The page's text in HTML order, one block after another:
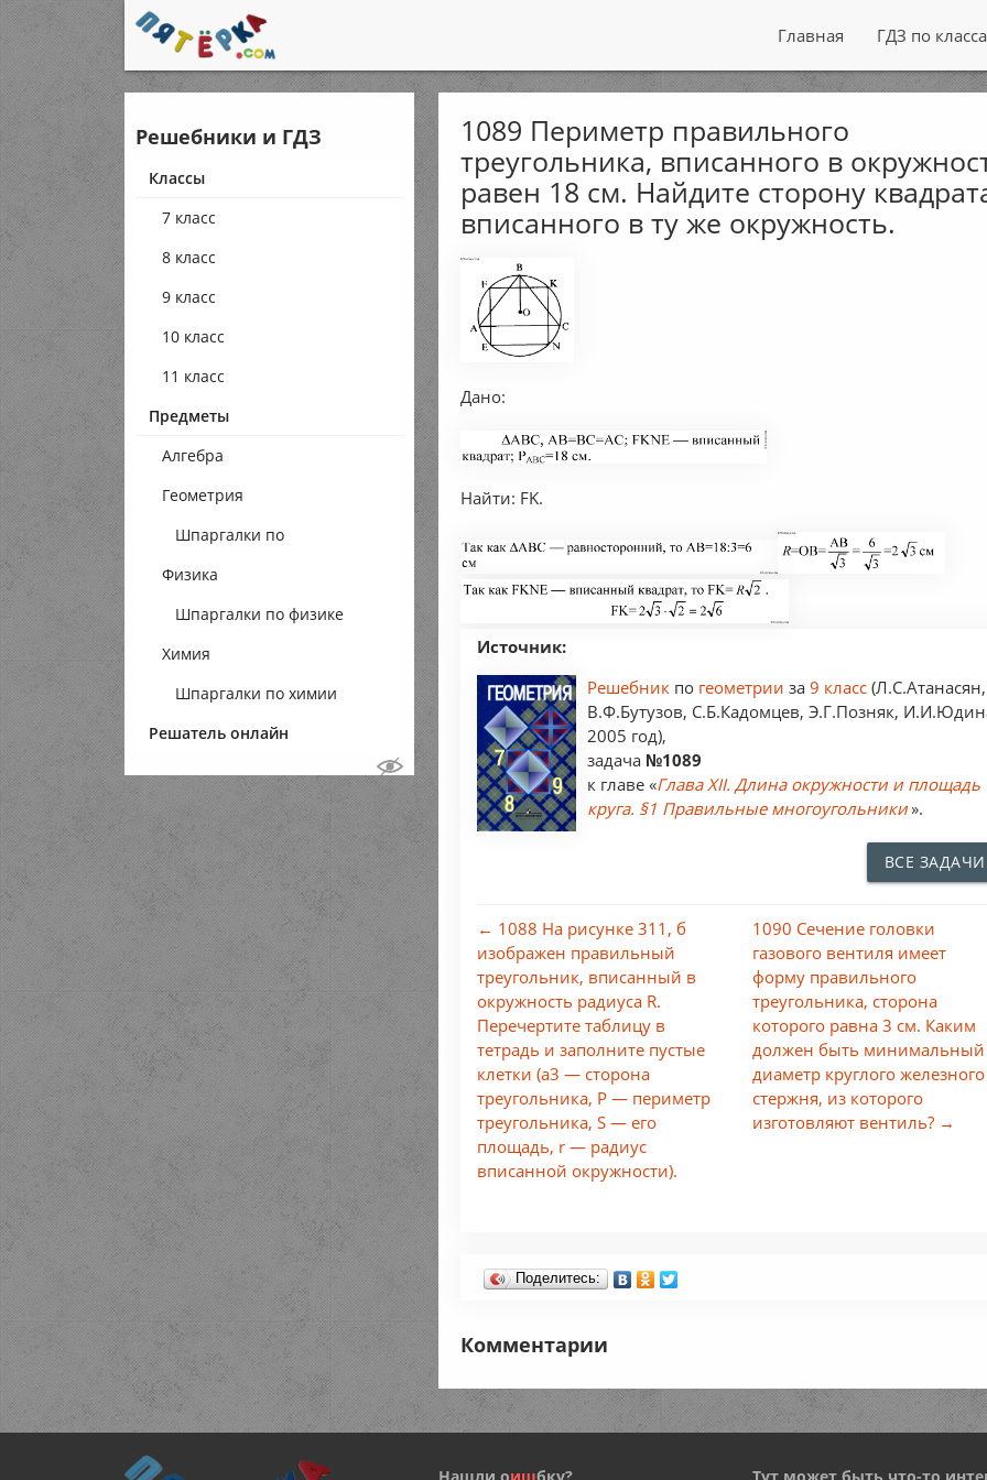
Главная ГДЗ по
Решебники и ГДЗ
Классы
7 класс
8 класс
9 класс
10 класс
11 класс
Предметы
Алгебра
Геометрия
Шпаргалки по
геометрии
Физика
Шпаргалки по физике
Химия
Шпаргалки по химии
Решатель онлайн
1089 Периметр правильного
треугольника, вписанного в
равен 18 см. Найдите сторону
вписанного в ту же окружность.
Дано:
Найти: FK.
Источник:
Решебник по геометрииза9 класс (Л.С.Атанасян,
В.Ф.Бутузов, С.Б.Кадомцев, Э.Г.Позняк,
2005 год),
задача №1089
к главе «Глава XII. Длина окружности и площадь
круга. §1 Правильные многоугольники».
ВСЕ ЗАДАЧИ
← 1088 На рисунке 311, б
изображен правильный
треугольник, вписанный в
окружность радиуса R.
Перечертите таблицу в
тетрадь и заполните пустые
клетки (а3 — сторона
треугольника, Р — периметр
треугольника, S — его
площадь, r — радиус
вписанной окружности).
1090 Сечение головки
газового вентиля имеет
форму правильного
треугольника, сторона
которого равна 3 см. Каким
должен быть минимальный
диаметр круглого железного
стержня, из которого
изготовляют вентиль? →
Поделитесь:
Комментарии
Нашли оишбку? Тут может быть что-то